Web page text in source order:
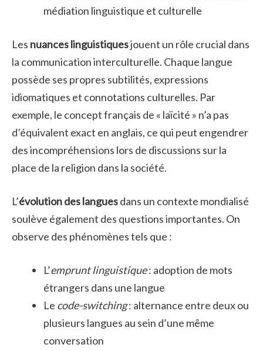
médiation linguistique et culturelle
Les nuances linguistiquesjouent un rôle crucial dans
la communication interculturelle. Chaque langue
possède ses propres subtilités, expressions
idiomatiques et connotations culturelles. Par
exemple, le concept français de « laïcité » n’a pas
d’équivalent exact en anglais, ce qui peut engendrer
des incompréhensions lors de discussions sur la
place de la religion dans la société.
L’évolution des languesdans un contexte mondialisé
soulève également des questions importantes. On
observe des phénomènes tels que :
L’emprunt linguistique: adoption de mots
étrangers dans une langue
Le code-switching: alternance entre deux ou
plusieurs langues au sein d’une même
conversation